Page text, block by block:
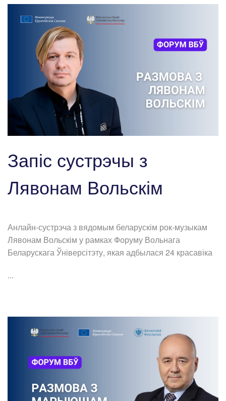
Запіс сустрэчы з
Лявонам Вольскім
Анлайн-сустрэча з вядомым беларускім рок-музыкам
Лявонам Вольскім у рамках Форуму Вольнага
Беларускага Ўніверсітэту, якая адбылася 24 красавіка
...